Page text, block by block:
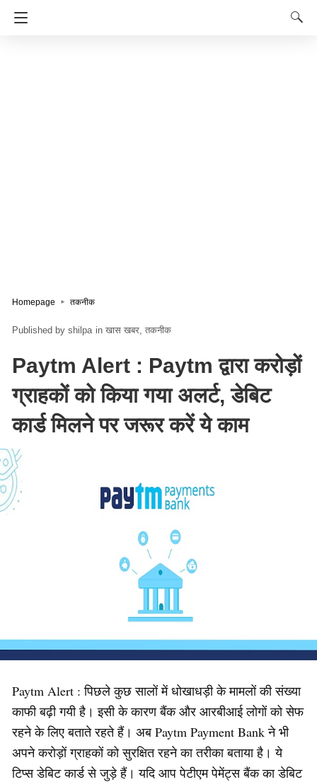
Homepage तकनीक
shilpa in खास खबर तकनीक
Paytm Alert : Paytm द्वारा करोड़ों
ग्राहकों को किया गया अलर्ट, डेबिट
कार्ड मिलने पर जरूर करें ये काम
Paytm Alert : पिछले कुछ सालों में धोखाधड़ी के मामलों की संख्या
काफी बढ़ी गयी है। इसी के कारण बैंक और आरबीआई लोगों को सेफ
रहने के लिए बताते रहते हैं। अब Paytm Payment Bank ने भी
अपने करोड़ों ग्राहकों को सुरक्षित रहने का तरीका बताया है। ये
टिप्स डेबिट कार्ड से जुड़े हैं। यदि आप पेटीएम पेमेंट्स बैंक का डेबिट